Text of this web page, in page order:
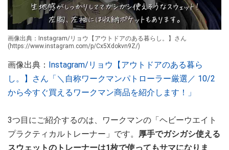
画像出典：Instagram/リョウ【アウトドアのある暮らし。】さん
(https://www.instagram.com/p/Cx5Xdokvn9Z/)
画像出典： Instagram/リョウ【アウトドアのある暮ら
し。】さん「＼自称ワークマンパトローラー厳選／ 10/2
から今すぐ買えるワークマン商品を紹介します！」
3つ目にご紹介するのは、ワークマンの「ヘビーウエイト
プラクティカルトレーナー」です。
厚手でガシガシ使える
スウェットのトレーナーは1枚で使ってもサマになりま